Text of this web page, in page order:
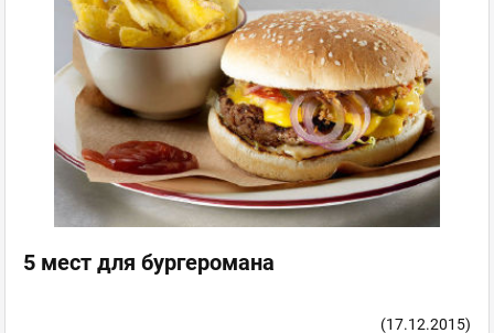
5 мест для бургеромана
(17.12.2015)